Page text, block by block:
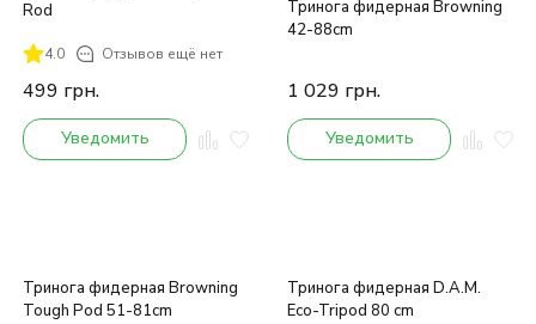
Rod
4.0 Отзывов ещё нет
499 грн.
Уведомить
Тринога фидерная Browning
42-88cm
1 029 грн.
Уведомить
Тринога фидерная Browning
Tough Pod 51-81cm
Тринога фидерная D.A.M.
Eco-Tripod 80 cm